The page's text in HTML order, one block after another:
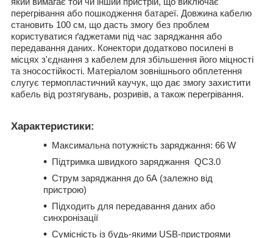
перегрівання або пошкодження батареї. Довжина кабелю
становить 100 см, що дасть змогу без проблем
користуватися ґаджетами під час заряджання або
передавання даних. Конектори додатково посилені в
місцях з'єднання з кабелем для збільшення його міцності
та зносостійкості. Матеріалом зовнішнього обплетення
слугує термопластичний каучук, що дає змогу захистити
кабель від розтягувань, розривів, а також перегрівання.
Характеристики:
Максимальна потужність заряджання: 66 W
Підтримка швидкого заряджання QC3.0
Струм заряджання до 6А (залежно від
пристрою)
Підходить для передавання даних або
синхронізації
Сумісність із будь-якими USB-пристроями